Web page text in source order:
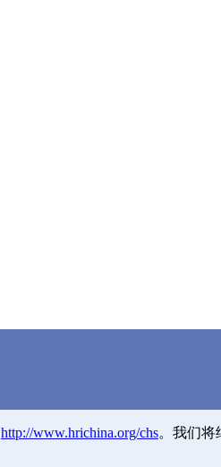
http://www.hrichina.org/chs。我们将